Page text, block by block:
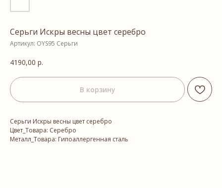
Серьги Искры весны цвет серебро
Артикул: OYS95 Серьги
4190,00 р.
В корзину
Серьги Искры весны цвет серебро
Цвет_Товара: Серебро
Металл_Товара: Гипоаллергенная сталь